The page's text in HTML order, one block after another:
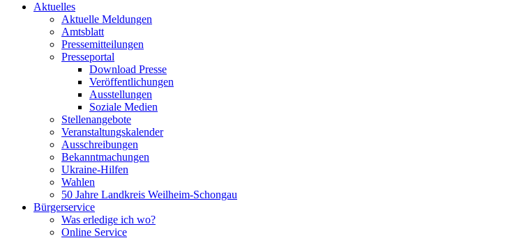
Aktuelles
Aktuelle Meldungen
Amtsblatt
Pressemitteilungen
Presseportal
Download Presse
Veröffentlichungen
Ausstellungen
Soziale Medien
Stellenangebote
Veranstaltungskalender
Ausschreibungen
Bekanntmachungen
Ukraine-Hilfen
Wahlen
50 Jahre Landkreis Weilheim-Schongau
Bürgerservice
Was erledige ich wo?
Online Service